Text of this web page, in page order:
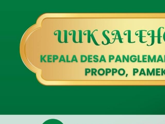
Pelestarian Lingkungan
Tak Sekadar Mengawal,
Pembangunan RTLH
Audiensi Tak Ditemui,
GMB Pertanyakan
Pelayanan Publik BC
Putra Daerah Yang